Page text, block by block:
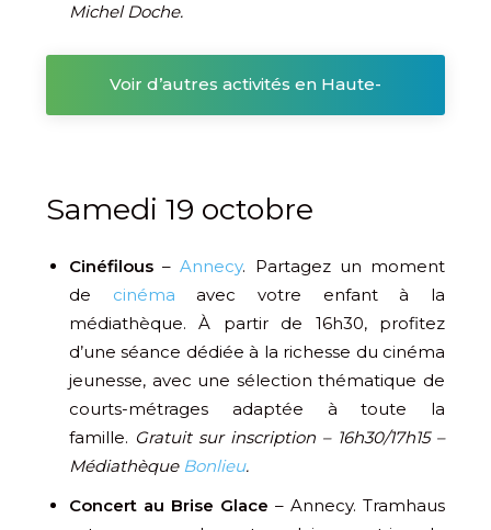
Michel Doche.
Voir d’autres activités en Haute-
Samedi 19 octobre
Cinéfilous –Annecy. Partagez un moment
de cinéma avec votre enfant à la
médiathèque. À partir de 16h30, profitez
d’une séance dédiée à la richesse du cinéma
jeunesse, avec une sélection thématique de
courts-métrages adaptée à toute la
famille. Gratuit sur inscription – 16h30/17h15 –
Médiathèque Bonlieu.
Concert au Brise Glace – Annecy. Tramhaus